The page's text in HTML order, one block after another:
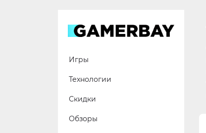
Игры
Технологии
Скидки
Обзоры